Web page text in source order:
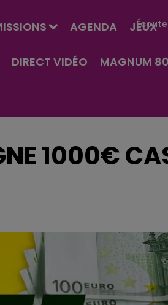
AGENDA JEUX
DIRECT VIDÉO MAGNUM 80
1000€